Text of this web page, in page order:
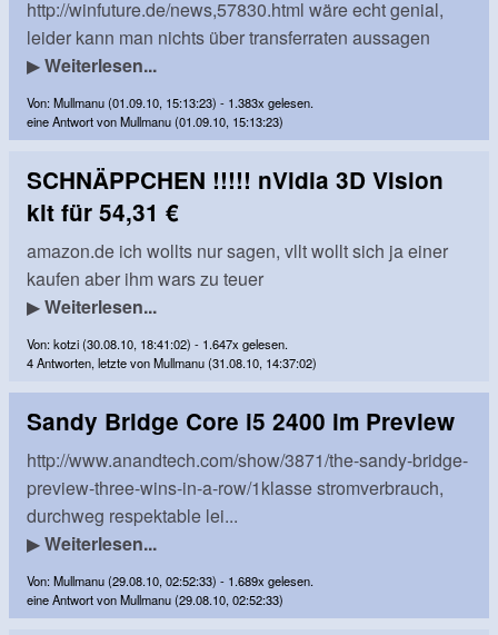
http://winfuture.de/news,57830.html wäre echt genial,
leider kann man nichts über transferraten aussagen
▶Weiterlesen...
Von: Mullmanu (01.09.10, 15:13:23) - 1.383x gelesen.
eine Antwort von Mullmanu (01.09.10, 15:13:23)
SCHNÄPPCHEN !!!!! nVidia 3D Vision
kit für 54,31 €
amazon.de ich wollts nur sagen, vllt wollt sich ja einer
kaufen aber ihm wars zu teuer
▶Weiterlesen...
Von: kotzi (30.08.10, 18:41:02) - 1.647x gelesen.
4 Antworten, letzte von Mullmanu (31.08.10, 14:37:02)
Sandy Bridge Core i5 2400 im Preview
http://www.anandtech.com/show/3871/the-sandy-bridge-
preview-three-wins-in-a-row/1klasse stromverbrauch,
durchweg respektable lei...
▶Weiterlesen...
Von: Mullmanu (29.08.10, 02:52:33) - 1.689x gelesen.
eine Antwort von Mullmanu (29.08.10, 02:52:33)